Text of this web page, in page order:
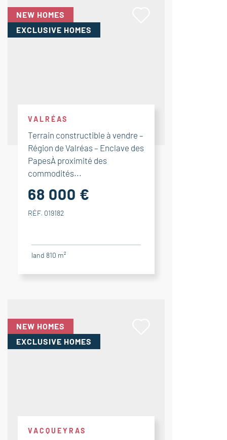
NEW HOMES
EXCLUSIVE HOMES
VALRÉAS
Terrain constructible à vendre –
Région de Valréas – Enclave des
PapesÀ proximité des
commodités...
68 000 €
RÉF. 019182
land 810 m²
NEW HOMES
EXCLUSIVE HOMES
VACQUEYRAS